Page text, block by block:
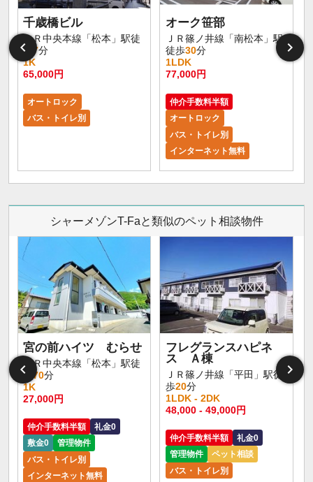
千歳橋ビル
ＪＲ中央本線「松本」駅徒
歩
7分
1K
65,000円
オートロック
バス・トイレ別
オーク笹部
ＪＲ篠ノ井線「南松本」駅
徒歩30分
1LDK
77,000円
仲介手数料半額
オートロック
バス・トイレ別
インターネット無料
シャーメゾンT-Faと類似のペット相談物件
宮の前ハイツ むらせ
ＪＲ中央本線「松本」駅徒
歩
70分
1K
27,000円
仲介手数料半額
礼金0
敷金0
管理物件
バス・トイレ別
インターネット無料
フレグランスハピネ
ス Ａ棟
ＪＲ篠ノ井線「平田」駅徒
歩20分
1LDK - 2DK
48,000 - 49,000円
仲介手数料半額
礼金0
管理物件
ペット相談
バス・トイレ別